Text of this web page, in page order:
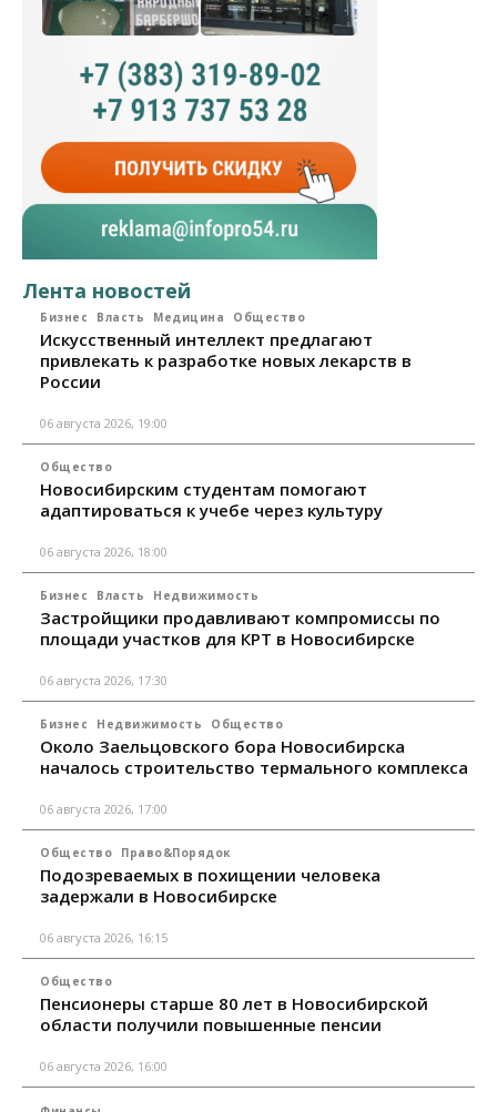
Лента новостей
Бизнес Власть Медицина Общество
Искусственный интеллект предлагают
привлекать к разработке новых лекарств в
России
06 августа 2026, 19:00
Общество
Новосибирским студентам помогают
адаптироваться к учебе через культуру
06 августа 2026, 18:00
Бизнес Власть Недвижимость
Застройщики продавливают компромиссы по
площади участков для КРТ в Новосибирске
06 августа 2026, 17:30
Бизнес Недвижимость Общество
Около Заельцовского бора Новосибирска
началось строительство термального комплекса
06 августа 2026, 17:00
Общество Право&Порядок
Подозреваемых в похищении человека
задержали в Новосибирске
06 августа 2026, 16:15
Общество
Пенсионеры старше 80 лет в Новосибирской
области получили повышенные пенсии
06 августа 2026, 16:00